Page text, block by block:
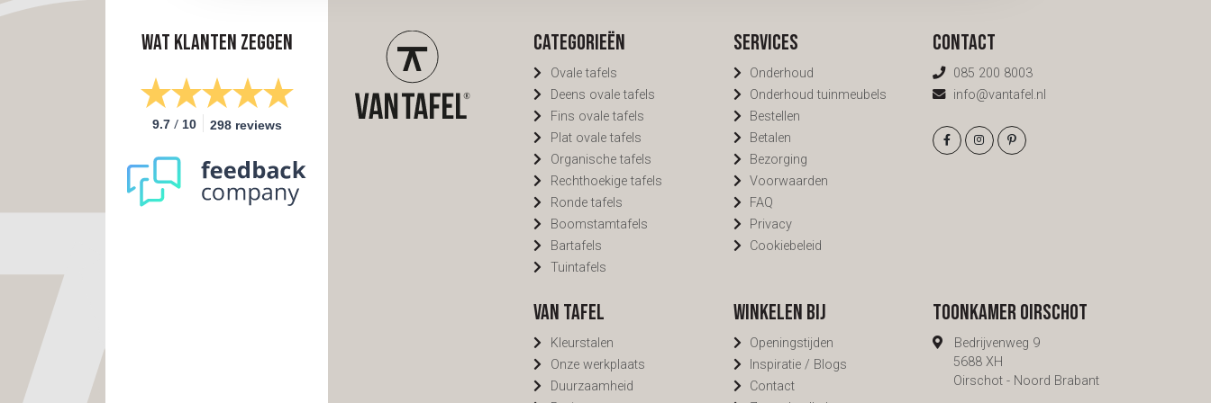
Wat klanten zeggen
9.7 / 10 298 reviews
Categorieën
Ovale tafels
Deens ovale tafels
Fins ovale tafels
Plat ovale tafels
Organische tafels
Rechthoekige tafels
Ronde tafels
Boomstamtafels
Bartafels
Tuintafels
Services
Onderhoud
Onderhoud tuinmeubels
Bestellen
Betalen
Bezorging
Voorwaarden
FAQ
Privacy
Cookiebeleid
Van Tafel
Kleurstalen
Onze werkplaats
Duurzaamheid
Winkelen bij
Openingstijden
Inspiratie / Blogs
Contact
Toonkamer Oirschot
Bedrijvenweg 9
5688 XH
Oirschot - Noord Brabant
Contact
085 200 8003
info@vantafel.nl